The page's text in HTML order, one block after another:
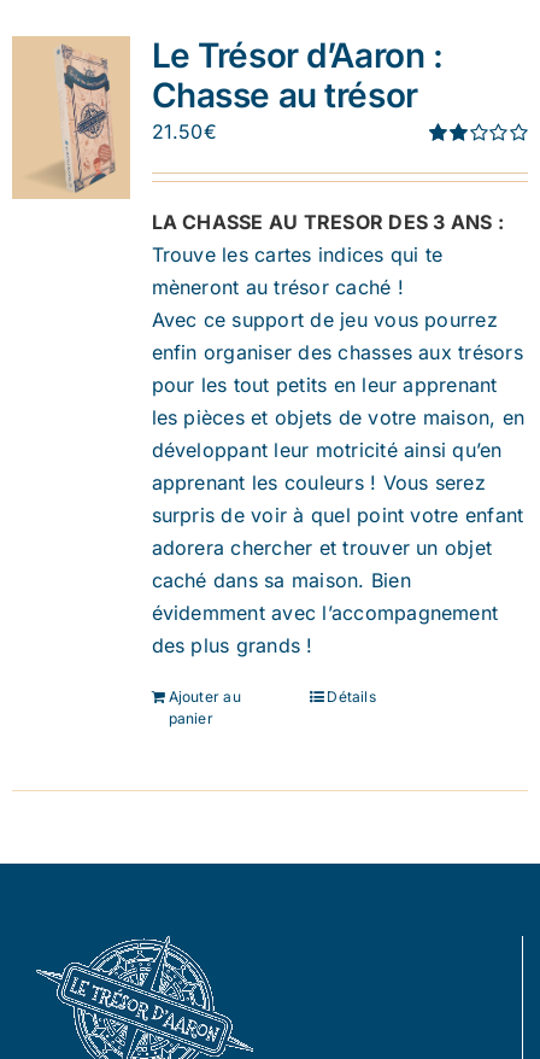
Le Trésor d’Aaron :
Chasse au trésor
1.91
21.50€
LA CHASSE AU TRESOR DES 3 ANS :
Trouve les cartes indices qui te
mèneront au trésor caché !
Avec ce support de jeu vous pourrez
enfin organiser des chasses aux trésors
pour les tout petits en leur apprenant
les pièces et objets de votre maison, en
développant leur motricité ainsi qu’en
apprenant les couleurs ! Vous serez
surpris de voir à quel point votre enfant
adorera chercher et trouver un objet
caché dans sa maison. Bien
évidemment avec l’accompagnement
des plus grands !
Ajouter au
panier
Détails